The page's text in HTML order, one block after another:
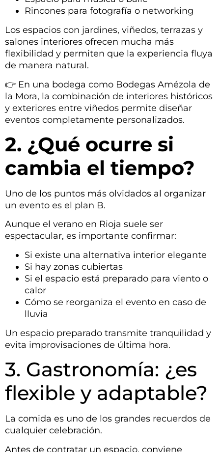
Rincones para fotografía o networking
Los espacios con jardines, viñedos, terrazas y
salones interiores ofrecen mucha más
flexibilidad y permiten que la experiencia fluya
de manera natural.
👉 En una bodega como Bodegas Amézola de
la Mora, la combinación de interiores históricos
y exteriores entre viñedos permite diseñar
eventos completamente personalizados.
2. ¿Qué ocurre si
cambia el tiempo?
Uno de los puntos más olvidados al organizar
un evento es el plan B.
Aunque el verano en Rioja suele ser
espectacular, es importante confirmar:
Si existe una alternativa interior elegante
Si hay zonas cubiertas
Si el espacio está preparado para viento o
calor
Cómo se reorganiza el evento en caso de
lluvia
Un espacio preparado transmite tranquilidad y
evita improvisaciones de última hora.
3. Gastronomía: ¿es
flexible y adaptable?
La comida es uno de los grandes recuerdos de
cualquier celebración.
Antes de contratar un espacio, conviene